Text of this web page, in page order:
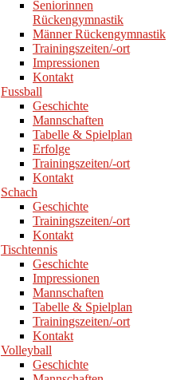
Seniorinnen
Rückengymnastik
Männer Rückengymnastik
Trainingszeiten/-ort
Impressionen
Kontakt
Fussball
Geschichte
Mannschaften
Tabelle & Spielplan
Erfolge
Trainingszeiten/-ort
Kontakt
Schach
Geschichte
Trainingszeiten/-ort
Kontakt
Tischtennis
Geschichte
Impressionen
Mannschaften
Tabelle & Spielplan
Trainingszeiten/-ort
Kontakt
Volleyball
Geschichte